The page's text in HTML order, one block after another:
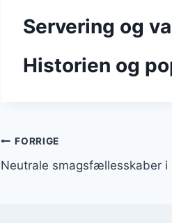
Servering og
Historien og
Indlægsnavigation
FORRIGE
Neutrale smagsfællesskaber i